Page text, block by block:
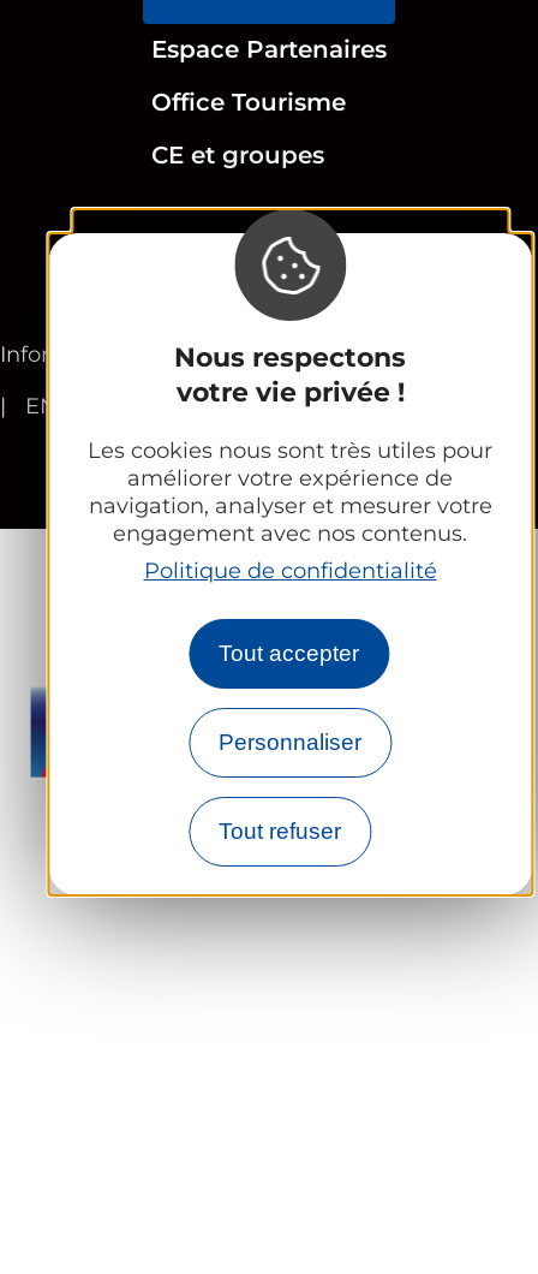
Nous respectons
votre vie privée !
Les cookies nous sont très utiles pour
améliorer votre expérience de
navigation, analyser et mesurer votre
engagement avec nos contenus.
Politique de confidentialité
Tout accepter
Personnaliser
Tout refuser
Espace Partenaires
Office Tourisme
CE et groupes
Newsletter
Informations légales Plan du site
EN